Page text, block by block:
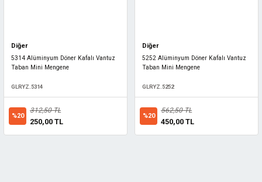
Diğer
5314 Alüminyum Döner Kafalı Vantuz
Taban Mini Mengene
GLRYZ.5314
%20
312,50 TL
250,00 TL
Diğer
5252 Alüminyum Döner Kafalı Vantuz
Taban Mini Mengene
GLRYZ.5252
%20
562,50 TL
450,00 TL